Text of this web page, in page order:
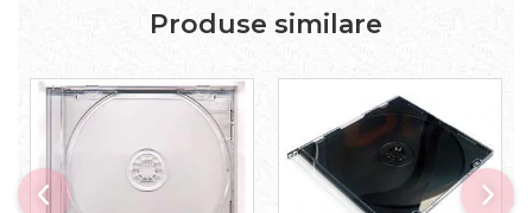
Produse similare